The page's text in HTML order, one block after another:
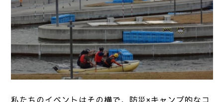
私たちのイベントはその横で、防災×キャンプ的なコ